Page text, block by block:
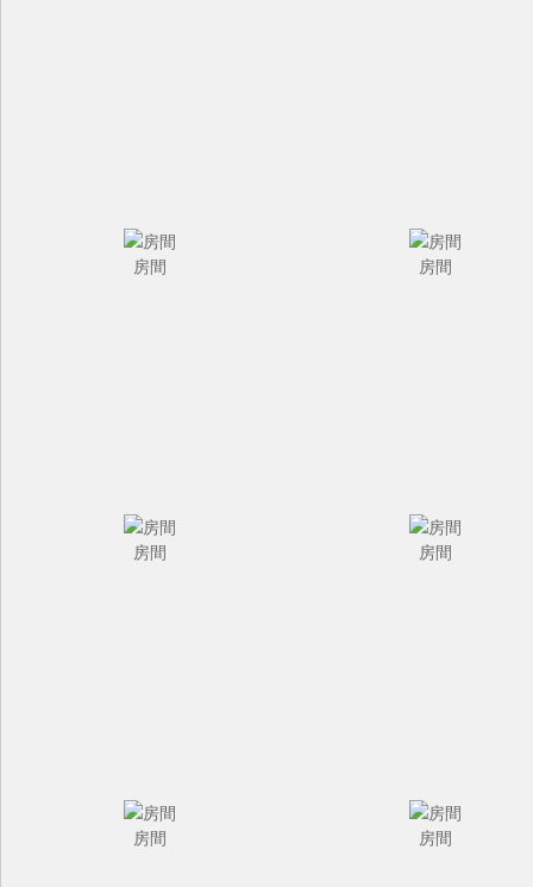
房間 房間
房間 房間
房間 房間